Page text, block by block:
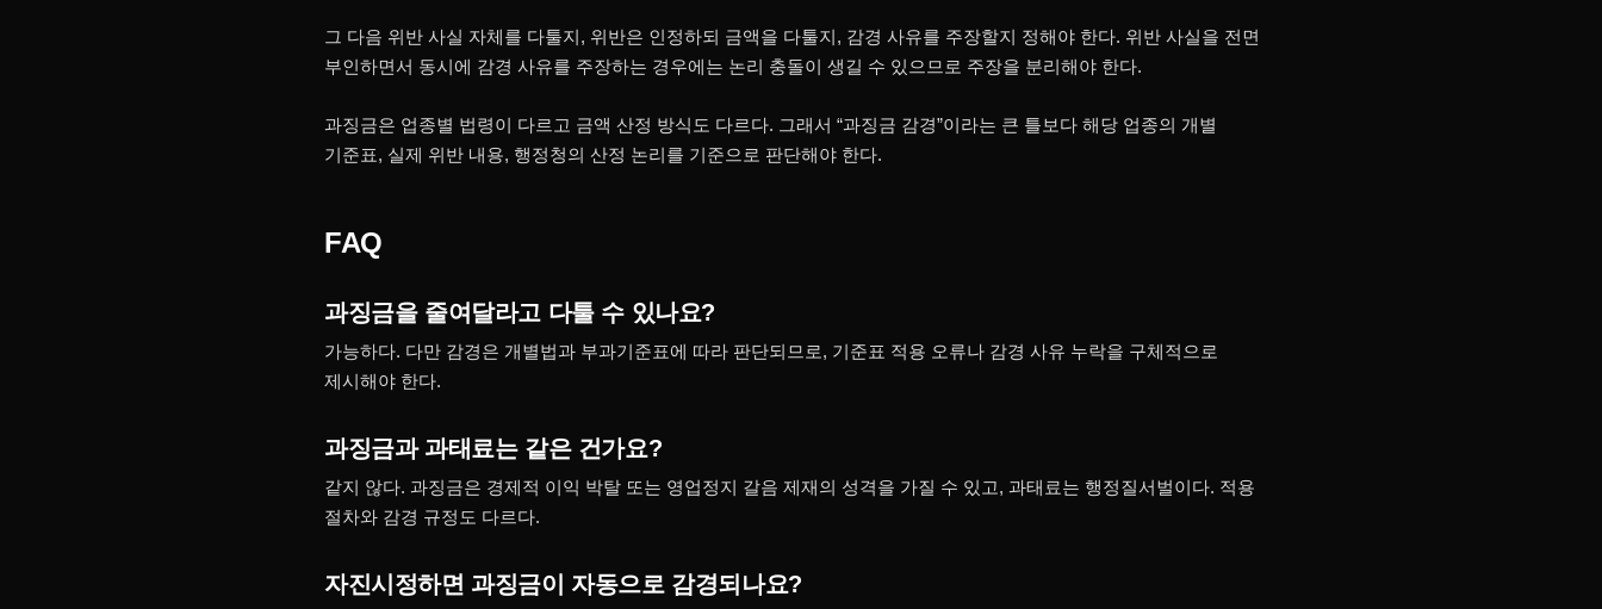
그 다음 위반 사실 자체를 다툴지, 위반은 인정하되 금액을 다툴지, 감경 사유를 주장할지 정해야 한다. 위반 사실을 전면
부인하면서 동시에 감경 사유를 주장하는 경우에는 논리 충돌이 생길 수 있으므로 주장을 분리해야 한다.
과징금은 업종별 법령이 다르고 금액 산정 방식도 다르다. 그래서 “과징금 감경”이라는 큰 틀보다 해당 업종의 개별
기준표, 실제 위반 내용, 행정청의 산정 논리를 기준으로 판단해야 한다.
FAQ
과징금을 줄여달라고 다툴 수 있나요?
가능하다. 다만 감경은 개별법과 부과기준표에 따라 판단되므로, 기준표 적용 오류나 감경 사유 누락을 구체적으로
제시해야 한다.
과징금과 과태료는 같은 건가요?
같지 않다. 과징금은 경제적 이익 박탈 또는 영업정지 갈음 제재의 성격을 가질 수 있고, 과태료는 행정질서벌이다. 적용
절차와 감경 규정도 다르다.
자진시정하면 과징금이 자동으로 감경되나요?